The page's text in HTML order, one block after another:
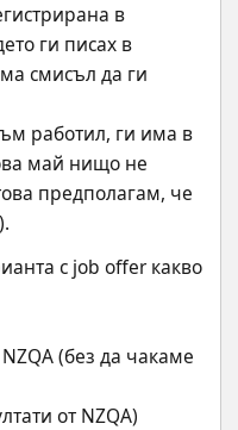
в
ги писах в
смисъл да ги
работил, ги има в
май нищо не
предполагам, че
с job offer какво
(без да чакаме
от NZQA)